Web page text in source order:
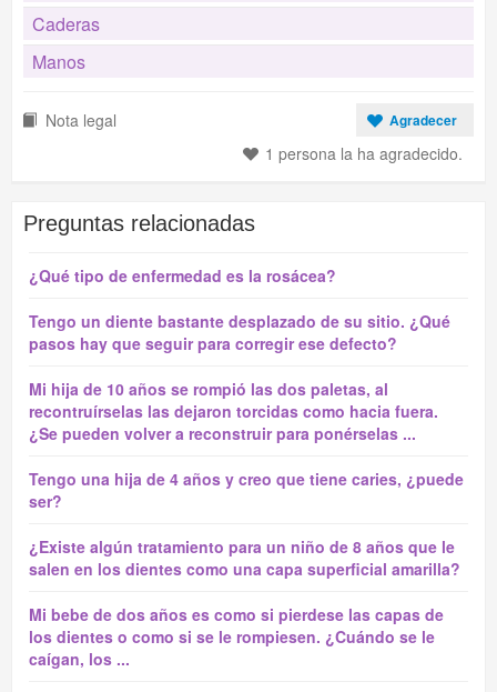
Caderas
Manos
Nota legal Agradecer
1 persona la ha agradecido.
Preguntas relacionadas
¿Qué tipo de enfermedad es la rosácea?
Tengo un diente bastante desplazado de su sitio. ¿Qué
pasos hay que seguir para corregir ese defecto?
Mi hija de 10 años se rompió las dos paletas, al
recontruírselas las dejaron torcidas como hacia fuera.
¿Se pueden volver a reconstruir para ponérselas ...
Tengo una hija de 4 años y creo que tiene caries, ¿puede
ser?
¿Existe algún tratamiento para un niño de 8 años que le
salen en los dientes como una capa superficial amarilla?
Mi bebe de dos años es como si pierdese las capas de
los dientes o como si se le rompiesen. ¿Cuándo se le
caígan, los ...